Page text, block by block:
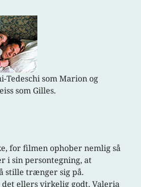
Tedeschi som Marion og
som Gilles.
for filmen ophober nemlig så
i sin persontegning, at
stille trænger sig på.
ellers virkelig godt. Valeria